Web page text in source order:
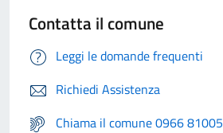
Contatta il comune
Leggi le domande frequenti
Richiedi Assistenza
Chiama il comune 0966 81005